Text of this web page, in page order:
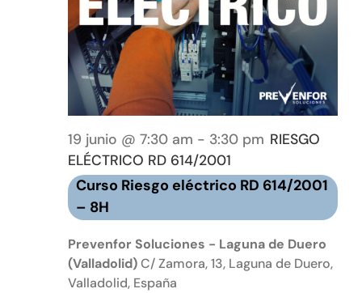
19 junio @ 7:30 am - 3:30 pm RIESGO
ELÉCTRICO RD 614/2001
Curso Riesgo eléctrico RD 614/2001
– 8H
Prevenfor Soluciones - Laguna de Duero
(Valladolid)C/ Zamora, 13, Laguna de Duero,
Valladolid, España